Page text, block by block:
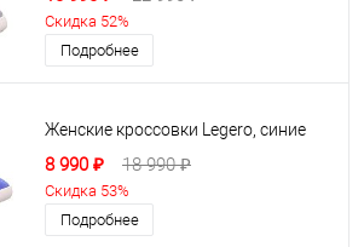
Скидка 52%
Подробнее
Женские кроссовки Legero, синие
8 990 ₽ 18 990 ₽
Скидка 53%
Подробнее